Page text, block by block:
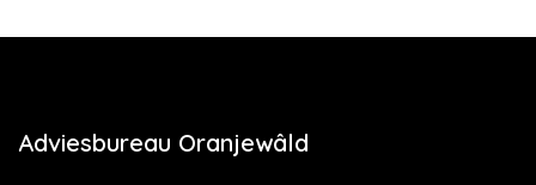
Adviesbureau Oranjewâld